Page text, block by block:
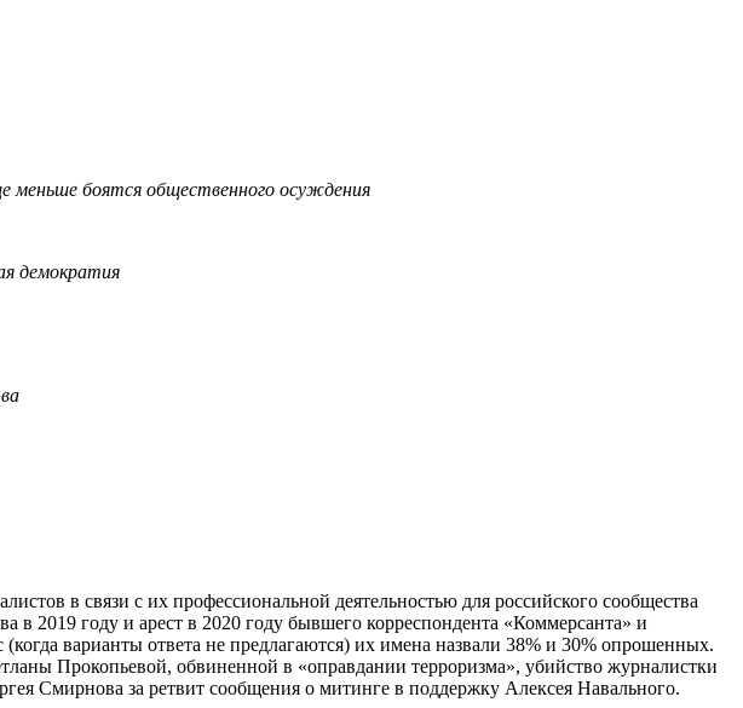
боятся общественного осуждения
демократия
в связи с их профессиональной деятельностью для российского сообщества
в 2019 году и арест в 2020 году бывшего корреспондента «Коммерсанта» и
варианты ответа не предлагаются) их имена назвали 38% и 30% опрошенных.
Прокопьевой, обвиненной в «оправдании терроризма», убийство журналистки
Смирнова за ретвит сообщения о митинге в поддержку Алексея Навального.